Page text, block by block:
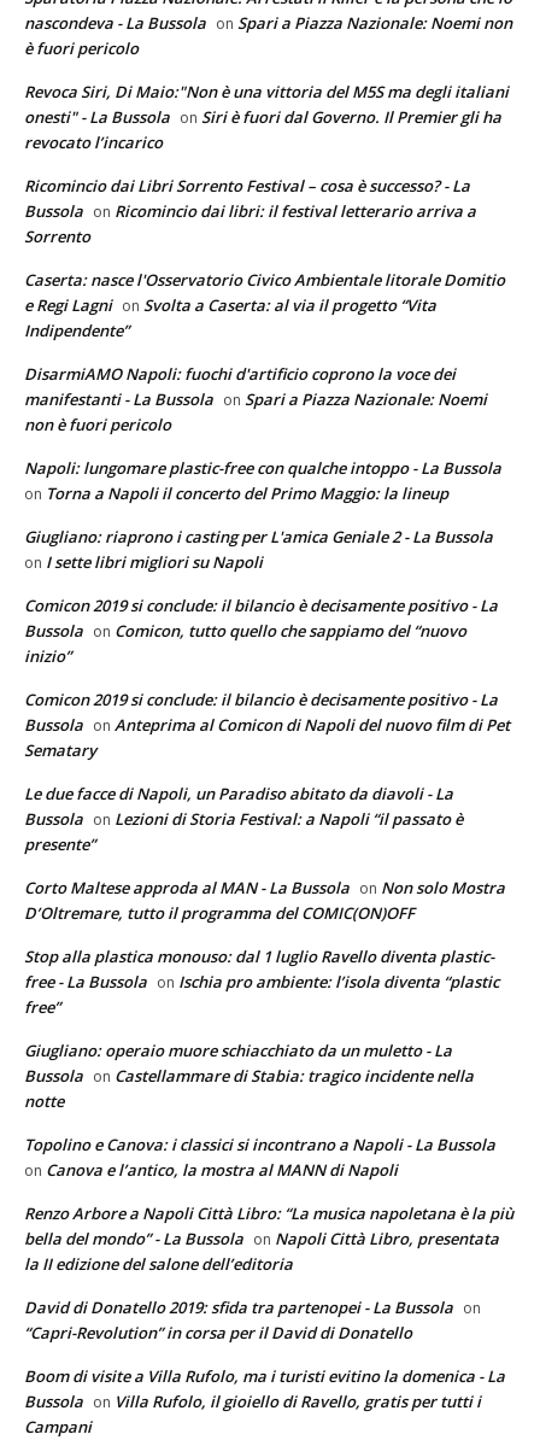
nascondeva - La Bussola on Spari a Piazza Nazionale: Noemi non
è fuori pericolo
Revoca Siri, Di Maio:"Non è una vittoria del M5S ma degli italiani
onesti" - La Bussola on Siri è fuori dal Governo. Il Premier gli ha
revocato l’incarico
Ricomincio dai Libri Sorrento Festival – cosa è successo? - La
Bussola on Ricomincio dai libri: il festival letterario arriva a
Sorrento
Caserta: nasce l'Osservatorio Civico Ambientale litorale Domitio
e Regi Lagni on Svolta a Caserta: al via il progetto “Vita
Indipendente”
DisarmiAMO Napoli: fuochi d'artificio coprono la voce dei
manifestanti - La Bussola on Spari a Piazza Nazionale: Noemi
non è fuori pericolo
Napoli: lungomare plastic-free con qualche intoppo - La Bussola
on Torna a Napoli il concerto del Primo Maggio: la lineup
Giugliano: riaprono i casting per L'amica Geniale 2 - La Bussola
on I sette libri migliori su Napoli
Comicon 2019 si conclude: il bilancio è decisamente positivo - La
Bussola on Comicon, tutto quello che sappiamo del “nuovo
inizio”
Comicon 2019 si conclude: il bilancio è decisamente positivo - La
Bussola on Anteprima al Comicon di Napoli del nuovo film di Pet
Sematary
Le due facce di Napoli, un Paradiso abitato da diavoli - La
Bussola on Lezioni di Storia Festival: a Napoli “il passato è
presente”
Corto Maltese approda al MAN - La Bussola on Non solo Mostra
D’Oltremare, tutto il programma del COMIC(ON)OFF
Stop alla plastica monouso: dal 1 luglio Ravello diventa plastic-
free - La Bussola on Ischia pro ambiente: l’isola diventa “plastic
free”
Giugliano: operaio muore schiacchiato da un muletto - La
Bussola on Castellammare di Stabia: tragico incidente nella
notte
Topolino e Canova: i classici si incontrano a Napoli - La Bussola
on Canova e l’antico, la mostra al MANN di Napoli
Renzo Arbore a Napoli Città Libro: “La musica napoletana è la più
bella del mondo” - La Bussola on Napoli Città Libro, presentata
la II edizione del salone dell’editoria
David di Donatello 2019: sfida tra partenopei - La Bussola on
“Capri-Revolution” in corsa per il David di Donatello
Boom di visite a Villa Rufolo, ma i turisti evitino la domenica - La
Bussola on Villa Rufolo, il gioiello di Ravello, gratis per tutti i
Campani